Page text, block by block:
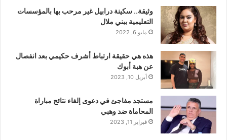
وثيقة.. سكينة درابيل غير مرحب بها بالمؤسسات
التعليمية ببني ملال
مايو 6, 2022
هذه هي حقيقة ارتباط أشرف حكيمي بعد انفصال
عن هبة أبوك
أبريل 10, 2023
مستجد مفاجئ في دعوى إلغاء نتائج مباراة
المحاماة ضد وهبي
فبراير 11, 2023